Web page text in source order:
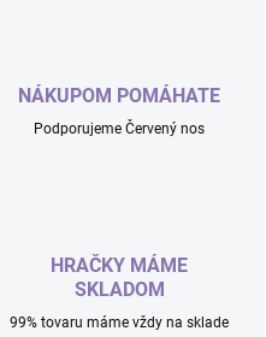
NÁKUPOM POMÁHATE
Podporujeme Červený nos
HRAČKY MÁME
SKLADOM
99% tovaru máme vždy na sklade